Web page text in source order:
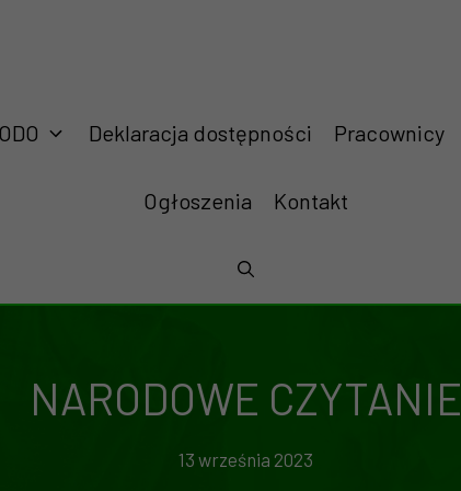
Deklaracja dostępności Pracownicy
Ogłoszenia Kontakt
NARODOWE CZYTANIE
13 września 2023